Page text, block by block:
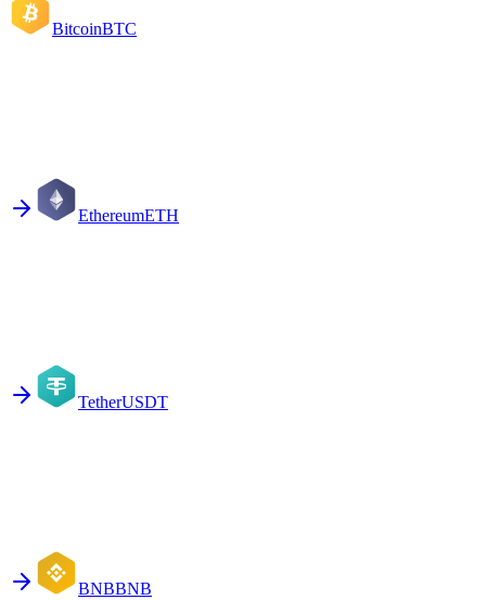
BitcoinBTC
EthereumETH
TetherUSDT
BNBBNB